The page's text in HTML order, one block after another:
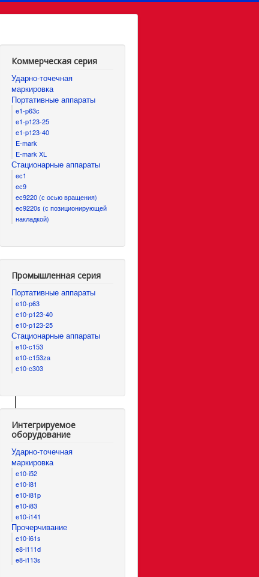
Коммерческая серия
Ударно-точечная
маркировка
Портативные аппараты
e1-p63c
e1-p123-25
e1-p123-40
E-mark
E-mark XL
Стационарные аппараты
ec1
eс9
ec9220 (с осью вращения)
ec9220s (с позиционирующей
накладкой)
Промышленная серия
Портативные аппараты
e10-p63
e10-p123-40
e10-p123-25
Стационарные аппараты
e10-c153
e10-c153za
e10-c303
Интегрируемое
оборудование
Ударно-точечная
маркировка
e10-i52
e10-i81
e10-i81p
e10-i83
e10-i141
Прочерчивание
e10-i61s
e8-i111d
e8-i113s